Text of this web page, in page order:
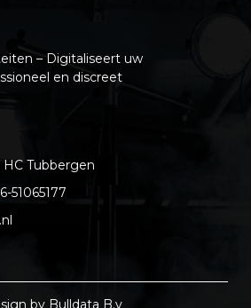
– Digitaliseert uw
en discreet
HC Tubbergen
51065177
by Bulldata B.v